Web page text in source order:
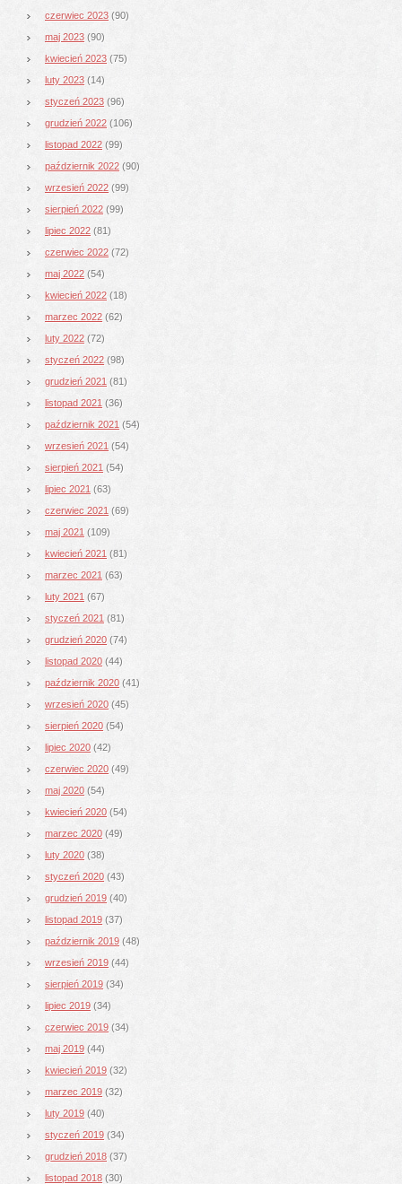
czerwiec 2023 (90)
maj 2023 (90)
kwiecień 2023 (75)
luty 2023 (14)
styczeń 2023 (96)
grudzień 2022 (106)
listopad 2022 (99)
październik 2022 (90)
wrzesień 2022 (99)
sierpień 2022 (99)
lipiec 2022 (81)
czerwiec 2022 (72)
maj 2022 (54)
kwiecień 2022 (18)
marzec 2022 (62)
luty 2022 (72)
styczeń 2022 (98)
grudzień 2021 (81)
listopad 2021 (36)
październik 2021 (54)
wrzesień 2021 (54)
sierpień 2021 (54)
lipiec 2021 (63)
czerwiec 2021 (69)
maj 2021 (109)
kwiecień 2021 (81)
marzec 2021 (63)
luty 2021 (67)
styczeń 2021 (81)
grudzień 2020 (74)
listopad 2020 (44)
październik 2020 (41)
wrzesień 2020 (45)
sierpień 2020 (54)
lipiec 2020 (42)
czerwiec 2020 (49)
maj 2020 (54)
kwiecień 2020 (54)
marzec 2020 (49)
luty 2020 (38)
styczeń 2020 (43)
grudzień 2019 (40)
listopad 2019 (37)
październik 2019 (48)
wrzesień 2019 (44)
sierpień 2019 (34)
lipiec 2019 (34)
czerwiec 2019 (34)
maj 2019 (44)
kwiecień 2019 (32)
marzec 2019 (32)
luty 2019 (40)
styczeń 2019 (34)
grudzień 2018 (37)
listopad 2018 (30)